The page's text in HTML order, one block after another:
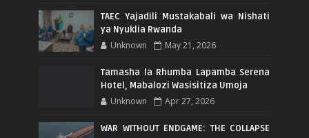
TAEC Yajadili Mustakabali wa Nishati
ya Nyuklia Rwanda
Unknown May 21, 2026
Tamasha la Rhumba Lapamba Serena
Hotel, Mabalozi Wasisitiza Umoja
Unknown Apr 27, 2026
WAR WITHOUT ENDGAME: THE COLLAPSE